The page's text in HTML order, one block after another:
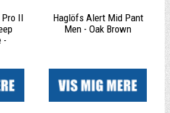
Pro II
-
Haglöfs Alert Mid Pant
Men - Oak Brown